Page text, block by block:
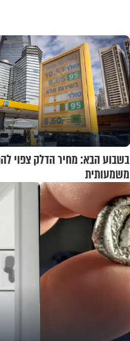
בשבוע הבא: מחיר הדלק צפוי
משמעותית